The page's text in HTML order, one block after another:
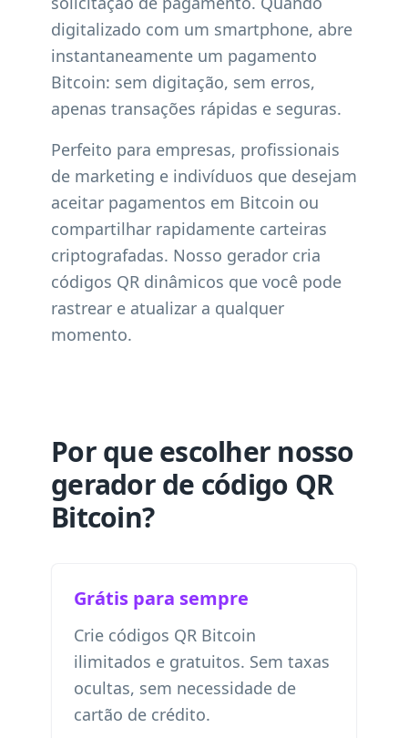
digitalizado com um smartphone, abre
instantaneamente um pagamento
Bitcoin: sem digitação, sem erros,
apenas transações rápidas e seguras.
Perfeito para empresas, profissionais
de marketing e indivíduos que desejam
aceitar pagamentos em Bitcoin ou
compartilhar rapidamente carteiras
criptografadas. Nosso gerador cria
códigos QR dinâmicos que você pode
rastrear e atualizar a qualquer
momento.
Por que escolher nosso
gerador de código QR
Bitcoin?
Grátis para sempre
Crie códigos QR Bitcoin
ilimitados e gratuitos. Sem taxas
ocultas, sem necessidade de
cartão de crédito.